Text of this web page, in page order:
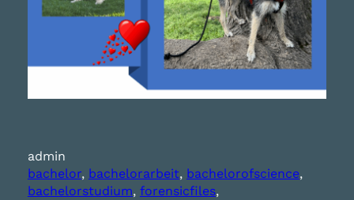
admin
bachelor, bachelorarbeit, bachelorofscience ,
bachelorstudium, forensicfiles ,